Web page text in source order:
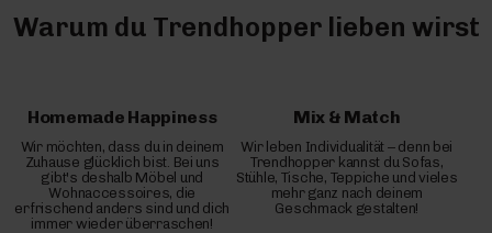
Warum du Trendhopper lieben wirst
Homemade Happiness
Wir möchten, dass du in deinem
Zuhause glücklich bist. Bei uns
gibt's deshalb Möbel und
Wohnaccessoires, die
erfrischend anders sind und dich
immer wieder überraschen!
Mix & Match
Wir leben Individualität – denn bei
Trendhopper kannst du Sofas,
Stühle, Tische, Teppiche und vieles
mehr ganz nach deinem
Geschmack gestalten!